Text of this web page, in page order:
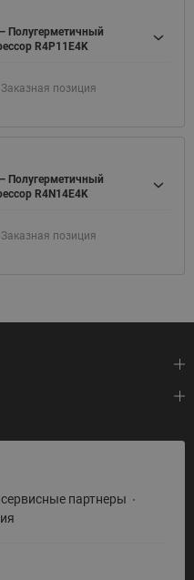
Полугерметичный
R4P11E4K
Заказная позиция
Полугерметичный
R4N14E4K
Заказная позиция
партнеры